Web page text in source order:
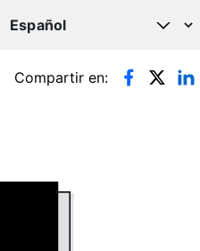
Compartir en: